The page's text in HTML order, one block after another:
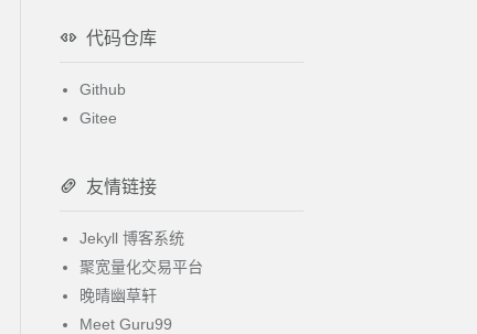
代码仓库
Github
Gitee
友情链接
Jekyll 博客系统
聚宽量化交易平台
晚晴幽草轩
Meet Guru99